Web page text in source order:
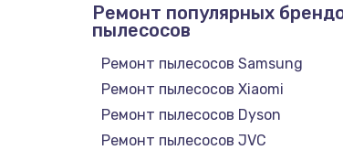
Ремонт популярных
пылесосов
Ремонт пылесосов Samsung
Ремонт пылесосов Xiaomi
Ремонт пылесосов Dyson
Ремонт пылесосов JVC